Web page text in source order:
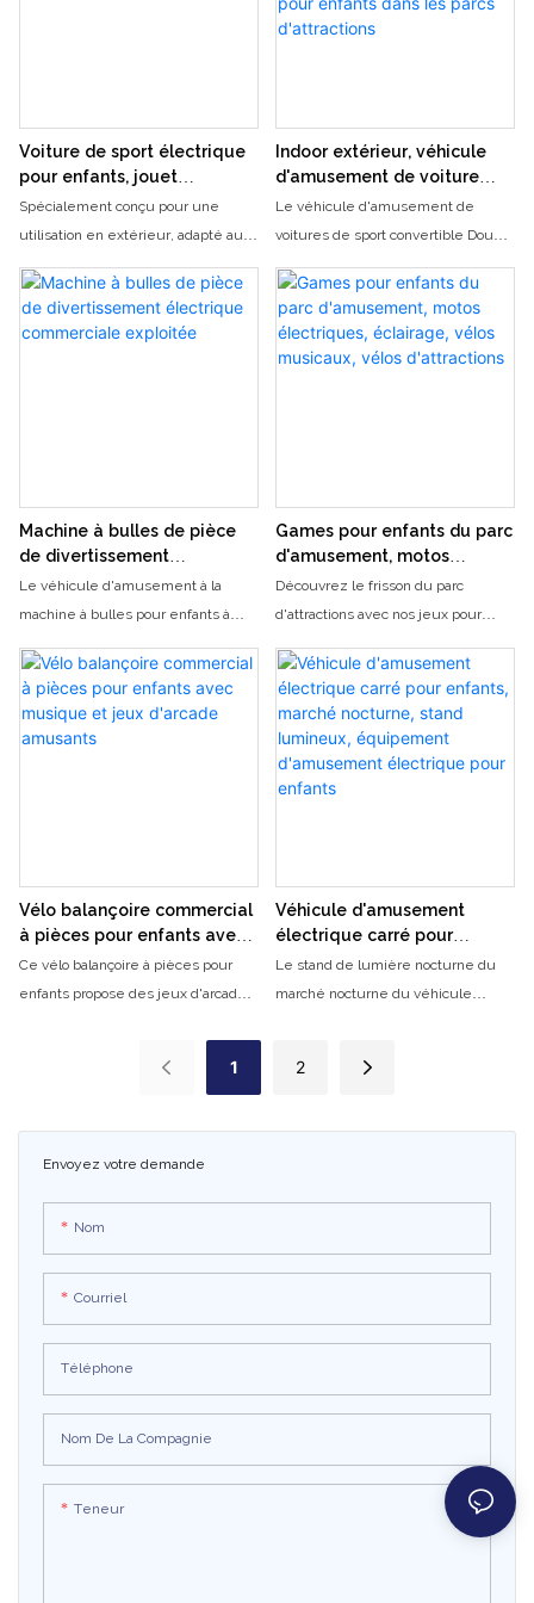
Envoyez votre demande
Nom
Courriel
Téléphone
Nom De La Compagnie
Teneur
venue and also attract children
Voiture de sport électrique
pour enfants, jouet
d&39;extérieur, équipement
de divertissement
Spécialement conçu pour une
utilisation en extérieur, adapté aux
aires de jeux pour enfants, aires de
jeux communautaires et autres
Indoor extérieur, véhicule
d'amusement de voiture
convertible double
électrique, équipement de
dans les parcs d'attractions
Le véhicule d'amusement de
voitures de sport convertible Double
une attraction de jeu passionnante
conçue pour les enfants, combinant
le plaisir de conduire avec des
vibrante de style cabriolet, conçu
pour engager leur imagination et
promouvoir un jeu actif
Machine à bulles de pièce
de divertissement
électrique commerciale
exploitée
Le véhicule d'amusement à la
machine à bulles pour enfants à
commerciale est une attraction
captivante conçue pour enchanter
les jeunes coureurs avec une
conduite tout en étant entourée
d'un affichage enchanteur de
bulles colorées
Games pour enfants du parc
d'amusement, motos
électriques, éclairage, vélos
musicaux, vélos
Découvrez le frisson du parc
d'attractions avec nos jeux pour
électriques, des effets d'éclairage
et des vélos musicaux. Nos vélos
d'amusement sont une façon
amusante et excitante pour les
enfants de profiter de l'excitation et
Vélo balançoire commercial
à pièces pour enfants avec
musique et jeux d'arcade
amusants
Ce vélo balançoire à pièces pour
enfants propose des jeux d'arcade
amusant et interactif, ce vélo
incontournable pour tout centre de
divertissement familial ou aire de
Véhicule d'amusement
électrique carré pour
enfants, marché nocturne,
stand lumineux, équipement
Le stand de lumière nocturne du
marché nocturne du véhicule
expérience amusante et
marché nocturne. Cet équipement
l'atmosphère animée avec des
1 2